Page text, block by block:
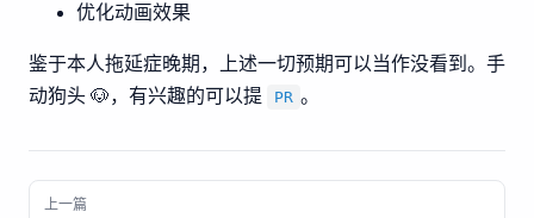
优化动画效果
鉴于本人拖延症晚期，上述一切预期可以当作没看到。手
动狗头 🐶，有兴趣的可以提
PR 。
上一篇